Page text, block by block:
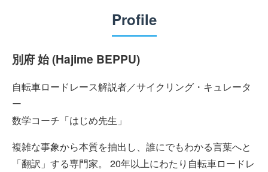
Profile
別府 始 (Hajime BEPPU)
自転車ロードレース解説者／サイクリング・キュレータ
ー
数学コーチ「はじめ先生」
複雑な事象から本質を抽出し、誰にでもわかる言葉へと
「翻訳」する専門家。 20年以上にわたり自転車ロードレ